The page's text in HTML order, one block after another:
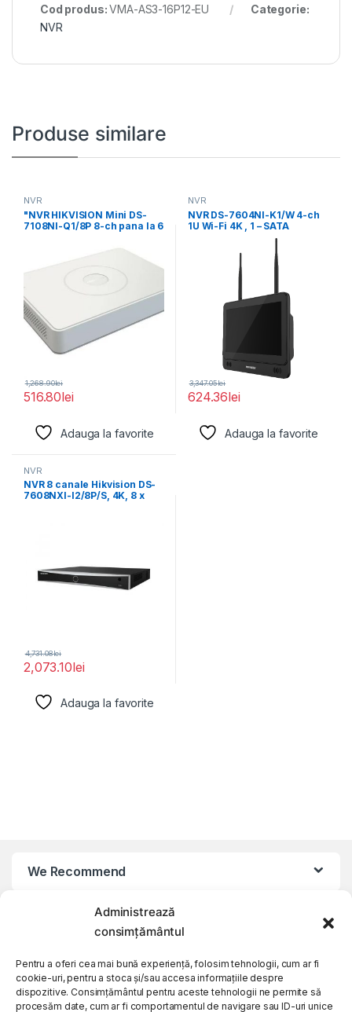
Administrează
consimțământul
Pentru a oferi cea mai bună experiență, folosim tehnologii, cum ar fi
cookie-uri, pentru a stoca și/sau accesa informațiile despre
dispozitive. Consimțământul pentru aceste tehnologii ne permite să
procesăm date, cum ar fi comportamentul de navigare sau ID-uri unice
Cod produs:VMA-AS3-16P12-EU
Categorie:
NVR
Produse similare
NVR
"NVR HIKVISION Mini DS-
7108NI-Q1/8P 8-ch pana la 6
516.80lei
1,268.90lei
Adauga la favorite
NVR
NVR DS-7604NI-K1/W 4-ch
1U Wi-Fi 4K , 1 – SATA
624.36lei
3,347.05lei
Adauga la favorite
NVR
NVR 8 canale Hikvision DS-
7608NXI-I2/8P/S, 4K, 8 x
2,073.10lei
4,731.08lei
Adauga la favorite
We Recommend
My Account
Customer Care